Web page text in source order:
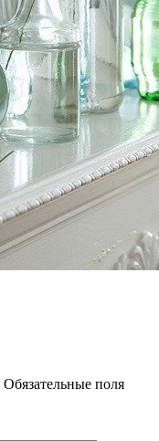
Обязательные поля